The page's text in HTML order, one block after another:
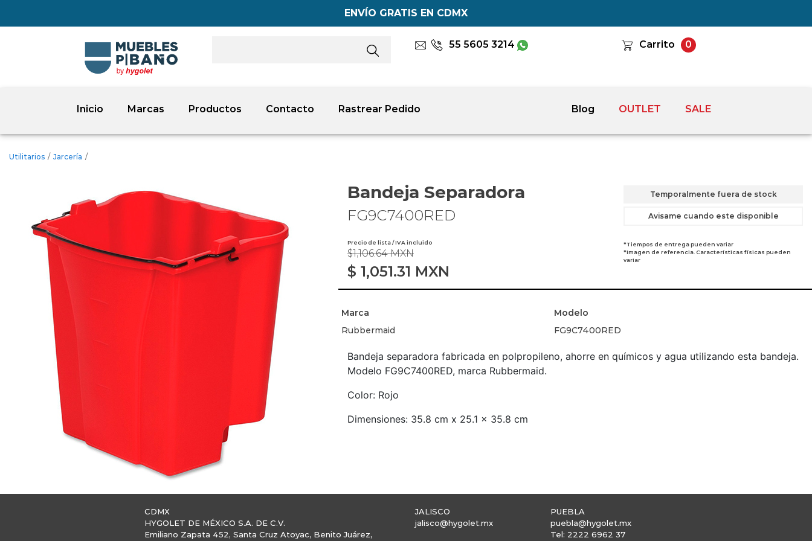
ENVÍO GRATIS EN CDMX
55 5605 3214 Carrito 0
Inicio Marcas Productos Contacto Rastrear Pedido Blog OUTLET SALE
Utilitarios / Jarcería /
Bandeja Separadora
FG9C7400RED
Precio de lista / IVA incluido
$1,106.64 MXN
$ 1,051.31 MXN
Temporalmente fuera de stock
Avisame cuando este disponible
*Tiempos de entrega pueden variar
*Imagen de referencia. Características físicas pueden
variar
Marca
Modelo
Rubbermaid
FG9C7400RED
Bandeja separadora fabricada en polpropileno, ahorre en químicos y agua utilizando esta bandeja.
Modelo FG9C7400RED, marca Rubbermaid.
Color: Rojo
Dimensiones: 35.8 cm x 25.1 x 35.8 cm
CDMX
HYGOLET DE MÉXICO S.A. DE C.V.
Emiliano Zapata 452, Santa Cruz Atoyac, Benito Juárez,
JALISCO
jalisco@hygolet.mx
PUEBLA
puebla@hygolet.mx
Tel: 2222 6962 37